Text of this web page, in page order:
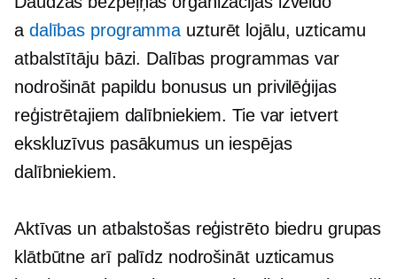
a dalības programma uzturēt lojālu, uzticamu
atbalstītāju bāzi. Dalības programmas var
nodrošināt papildu bonusus un privilēģijas
reģistrētajiem dalībniekiem. Tie var ietvert
ekskluzīvus pasākumus un iespējas
dalībniekiem.
Aktīvas un atbalstošas ​​reģistrēto biedru grupas
klātbūtne arī palīdz nodrošināt uzticamus